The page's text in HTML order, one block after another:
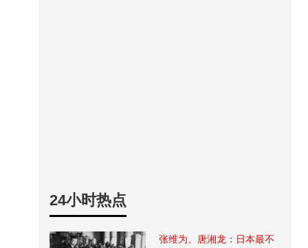
24小时热点
张维为、唐湘龙：日本最不